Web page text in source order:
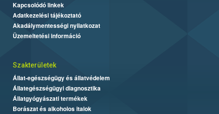
Kapcsolódó linkek
Adatkezelési tájékoztató
Akadálymentességi nyilatkozat
Üzemeltetési információ
Szakterületek
Állat-egészségügy és állatvédelem
Állategészségügyi diagnosztika
Állatgyógyászati termékek
Borászat és alkoholos italok